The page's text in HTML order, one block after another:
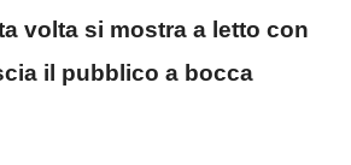
volta si mostra a letto con
il pubblico a bocca